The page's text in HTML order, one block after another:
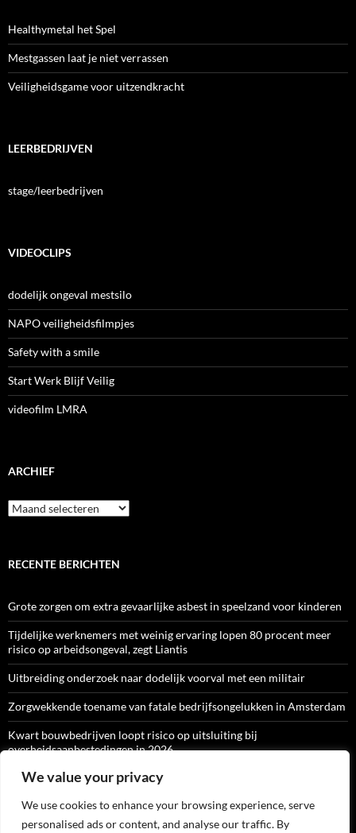
We value your privacy
We use cookies to enhance your browsing experience, serve
personalised ads or content, and analyse our traffic. By
Healthymetal het Spel
Mestgassen laat je niet verrassen
Veiligheidsgame voor uitzendkracht
LEERBEDRIJVEN
stage/leerbedrijven
VIDEOCLIPS
dodelijk ongeval mestsilo
NAPO veiligheidsfilmpjes
Safety with a smile
Start Werk Blijf Veilig
videofilm LMRA
ARCHIEF
Archief
RECENTE BERICHTEN
Grote zorgen om extra gevaarlijke asbest in speelzand voor kinderen
Tijdelijke werknemers met weinig ervaring lopen 80 procent meer
risico op arbeidsongeval, zegt Liantis
Uitbreiding onderzoek naar dodelijk voorval met een militair
Zorgwekkende toename van fatale bedrijfsongelukken in Amsterdam
Kwart bouwbedrijven loopt risico op uitsluiting bij
overheidsaanbestedingen in 2026
ARBO-CATALOGI